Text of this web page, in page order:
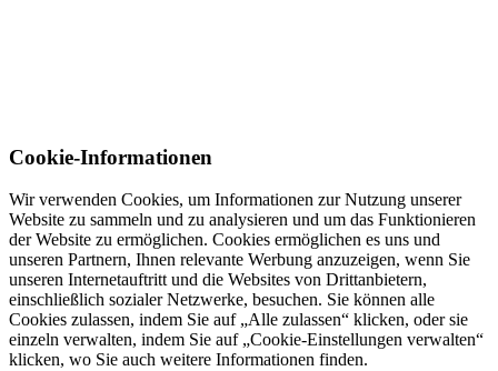
Cookie-Informationen
Wir verwenden Cookies, um Informationen zur Nutzung unserer
Website zu sammeln und zu analysieren und um das Funktionieren
der Website zu ermöglichen. Cookies ermöglichen es uns und
unseren Partnern, Ihnen relevante Werbung anzuzeigen, wenn Sie
unseren Internetauftritt und die Websites von Drittanbietern,
einschließlich sozialer Netzwerke, besuchen. Sie können alle
Cookies zulassen, indem Sie auf „Alle zulassen“ klicken, oder sie
einzeln verwalten, indem Sie auf „Cookie-Einstellungen verwalten“
klicken, wo Sie auch weitere Informationen finden.